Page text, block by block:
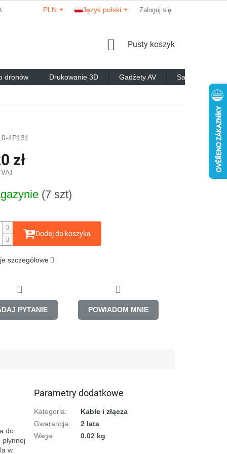
PARTNERÓW O NAS KONTAKTY OPINIE O SKLEPIE
PLN Język polski Zaloguj się
KOSZYK
Pusty koszyk
dronów Drukowanie 3D Gadżety AV Samochody RC
4P131
zł
(7 szt)
Dodaj do koszyka
szczegółowe
PYTANIE POWIADOM MNIE
do
w
Parametry dodatkowe
Kategoria:
Kable i złącza
Gwarancja:
2 lata
Waga: 0.02 kg